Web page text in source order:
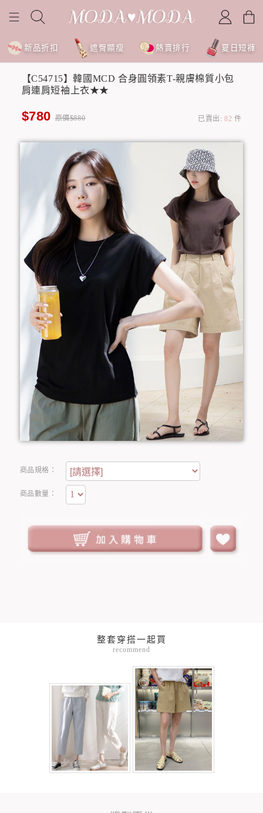
新品折扣 遮臀顯瘦 熱賣排行 夏日短褲
【C54715】韓國MCD 合身圓領素T-親膚棉質小包
肩連肩短袖上衣★★
$780 原價$880 已賣出: 82 件
商品規格：
商品數量：
整套穿搭一起買
recommend